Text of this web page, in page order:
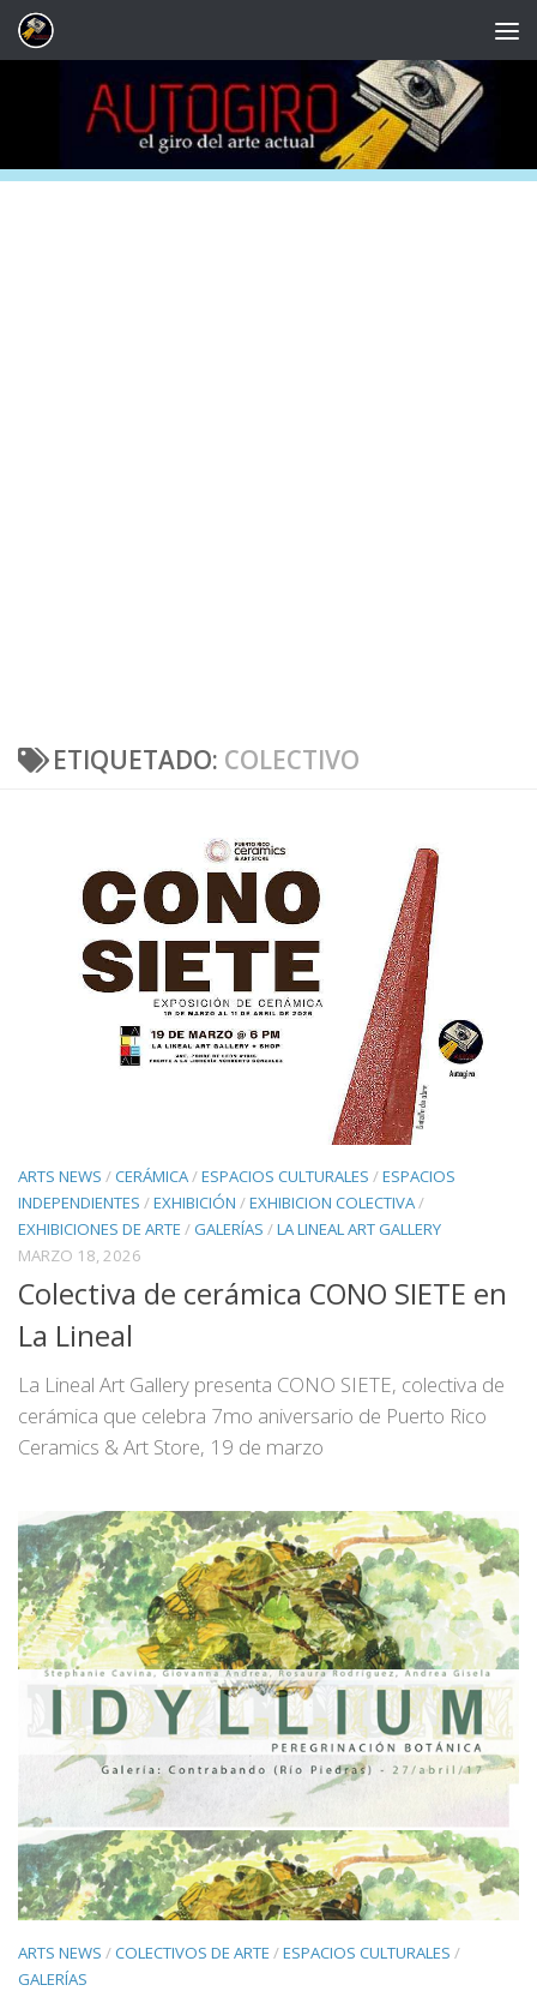
Saltar al contenido
ETIQUETADO: COLECTIVO
ARTS NEWS /CERÁMICA/ESPACIOS CULTURALES /ESPACIOS
INDEPENDIENTES /EXHIBICIÓN /EXHIBICION COLECTIVA/
EXHIBICIONES DE ARTE / GALERÍAS /LA LINEAL ART GALLERY
MARZO 18, 2026
Colectiva de cerámica CONO SIETE en
La Lineal
La Lineal Art Gallery presenta CONO SIETE, colectiva de
cerámica que celebra 7mo aniversario de Puerto Rico
Ceramics & Art Store, 19 de marzo
ARTS NEWS /COLECTIVOS DE ARTE /ESPACIOS CULTURALES /
GALERÍAS